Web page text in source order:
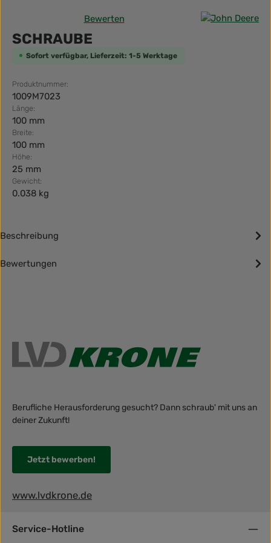
Durchschnittliche Bewertung von 0 von 5 Sternen
Bewerten
SCHRAUBE
Sofort verfügbar, Lieferzeit: 1-5 Werktage
Produktnummer:
1009M7023
Länge:
100 mm
Breite:
100 mm
Höhe:
25 mm
Gewicht:
0.038 kg
Beschreibung
Bewertungen
Berufliche Herausforderung gesucht? Dann schraub' mit uns an
deiner Zukunft!
Jetzt bewerben!
www.lvdkrone.de
Service-Hotline